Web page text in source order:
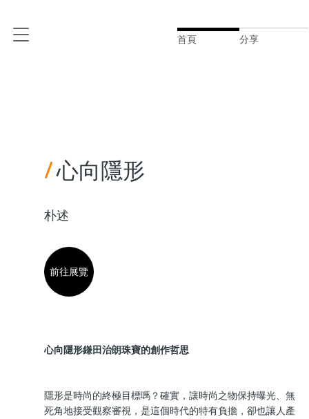
首頁 分享
/心向隱形
朴述
前往展覽
心向隱形鎌田治朗珠寶的創作哲思
隱形是時尚的終極目標嗎？確實，讓時尚之物保持曝光、無
死角地接受觀察審視，是這個時代的特有負擔，卻也讓人產